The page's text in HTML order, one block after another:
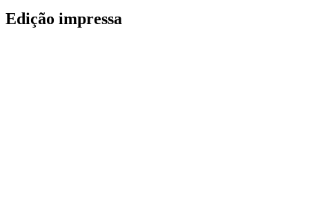
Edição impressa